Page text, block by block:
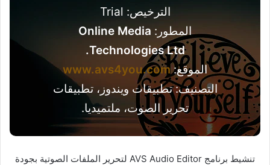
الترخيص: Trial
المطور: Online Media
Technologies Ltd.
الموقع:www.avs4you.com
التصنيف: تطبيقات ويندوز، تطبيقات
تحرير الصوت، ملتميديا.
تنشيط برنامج AVS Audio Editor لتحرير الملفات الصوتية بجودة